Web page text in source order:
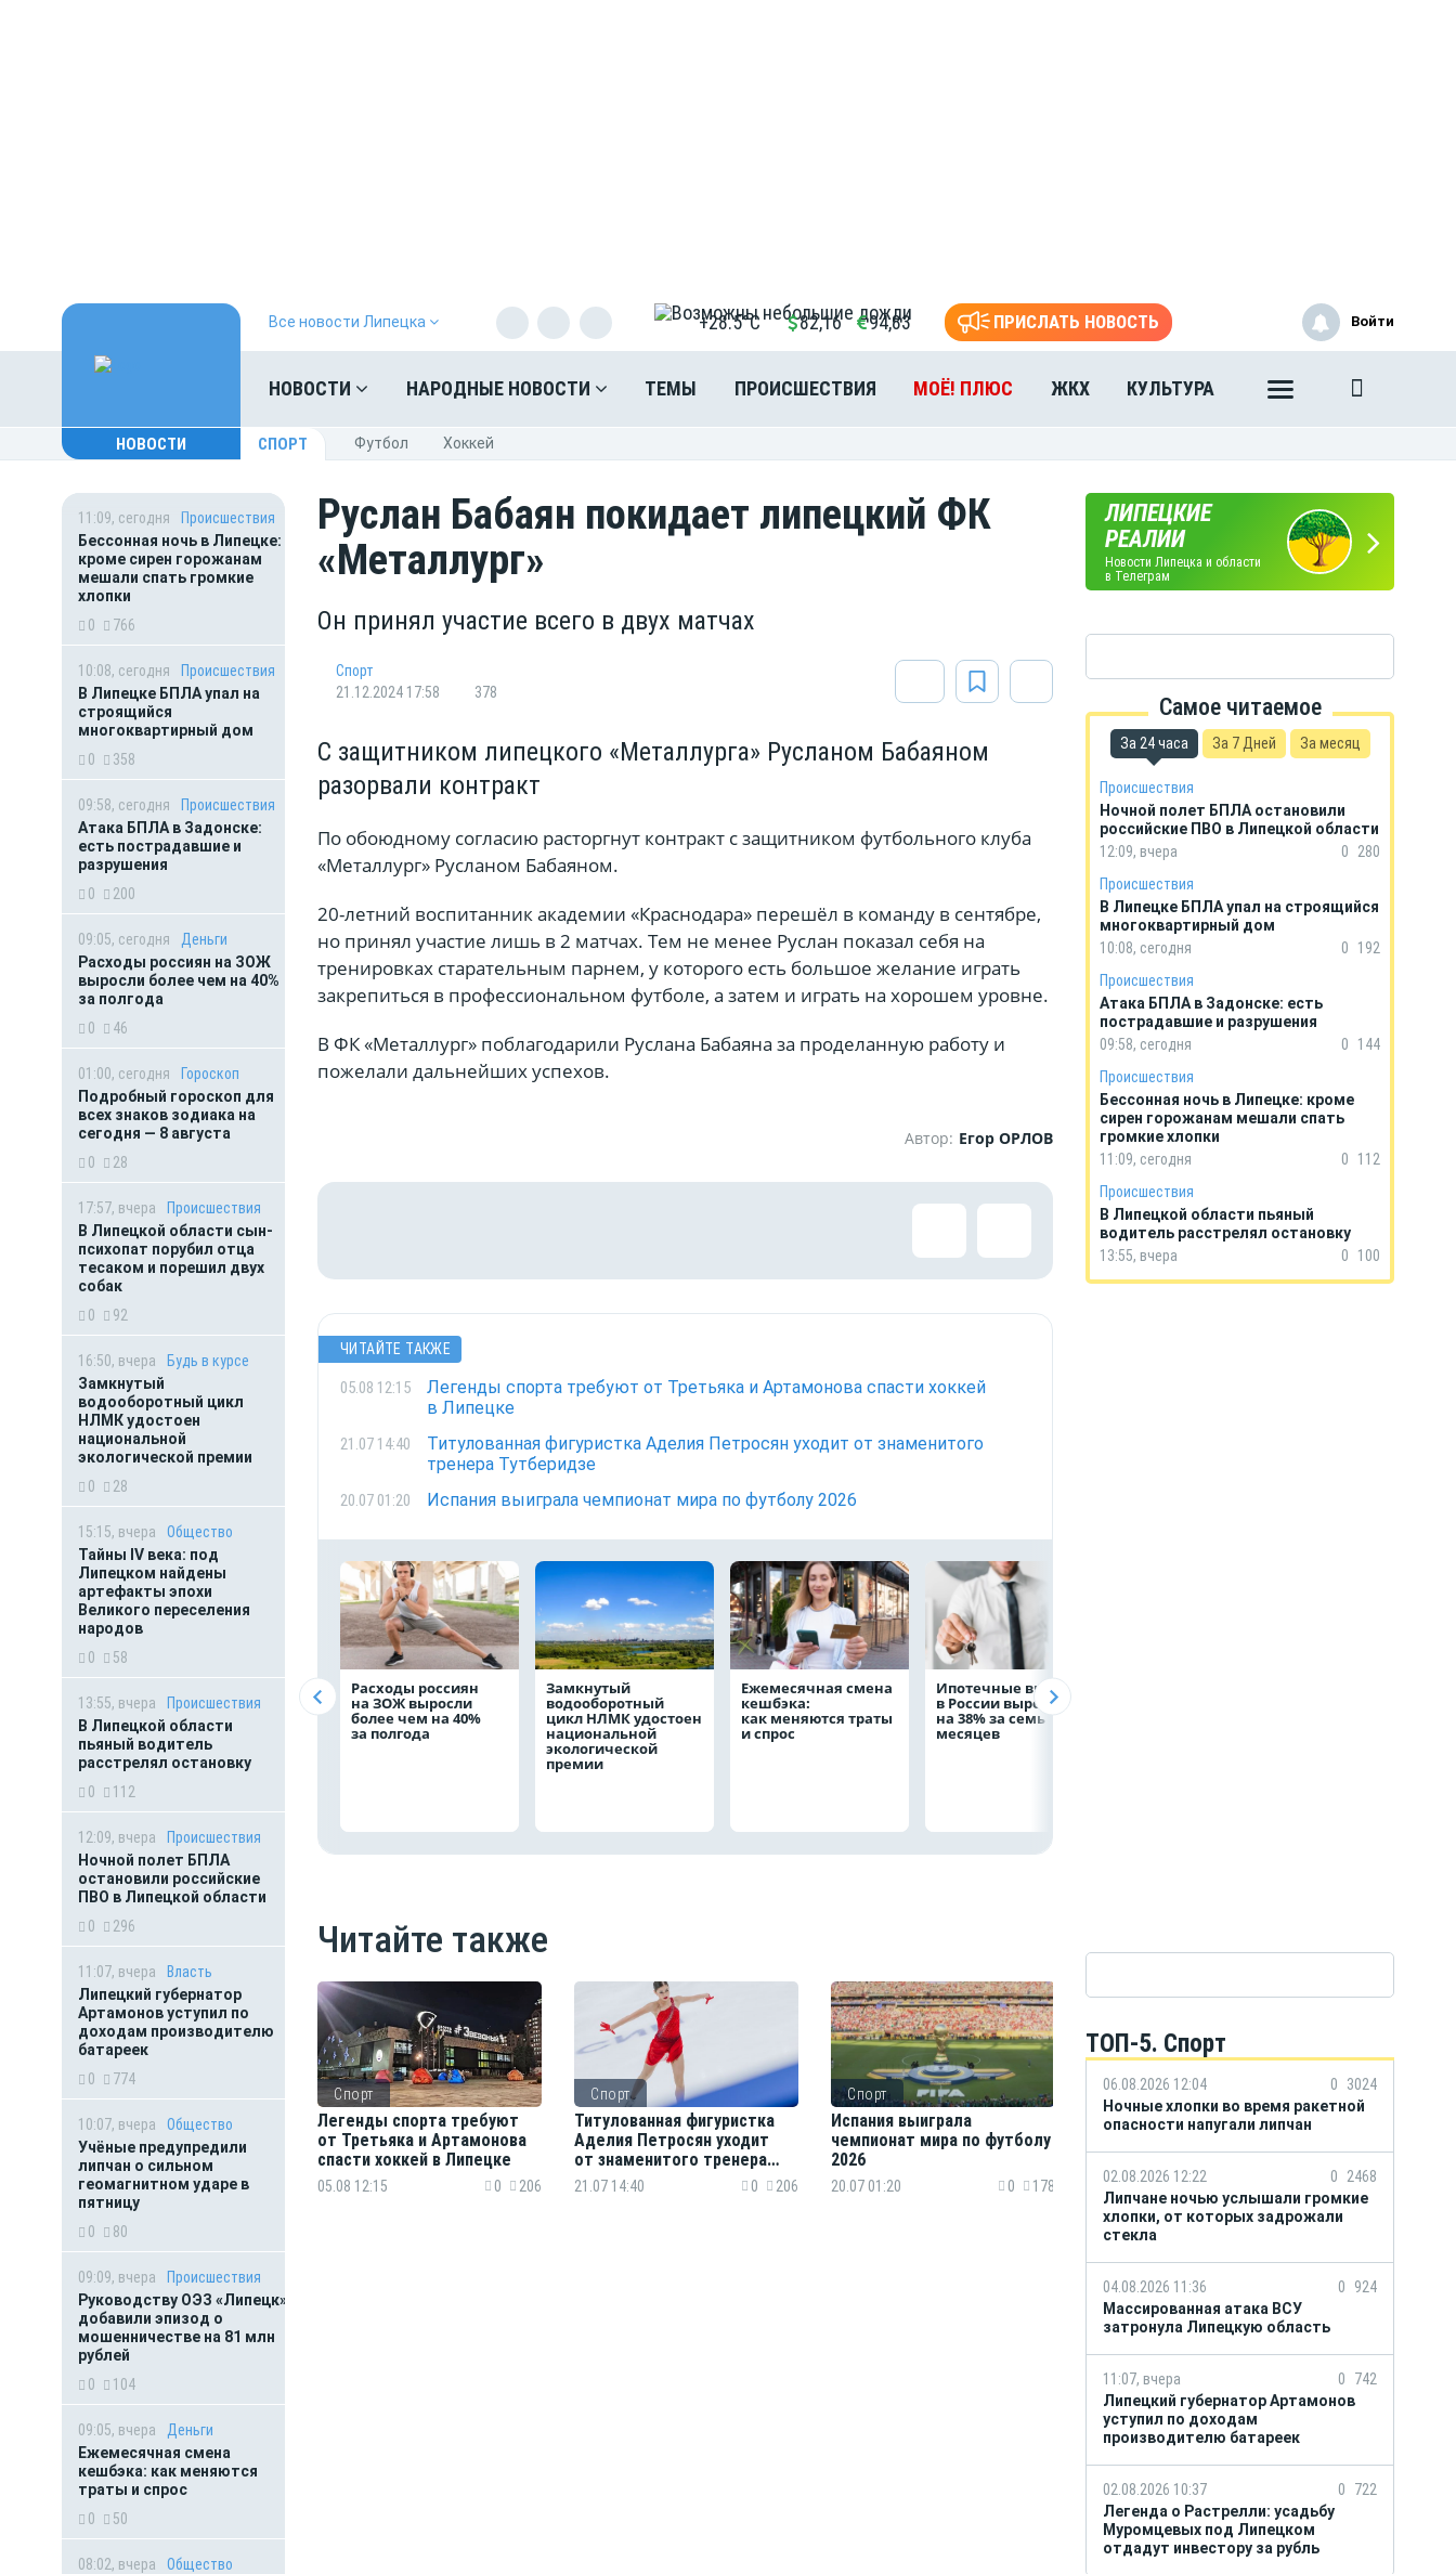
Все новости Липецка +28.5°C 82,16 94,83 ПРИСЛАТЬ НОВОСТЬ
НОВОСТИ НАРОДНЫЕ НОВОСТИ ТЕМЫ ПРОИСШЕСТВИЯ МОЁ! ПЛЮС ЖКХ КУЛЬТУРА
Войти
НОВОСТИ СПОРТ Футбол Хоккей
11:09, сегодня
Происшествия
Бессонная ночь в Липецке:
кроме сирен горожанам
мешали спать громкие
хлопки
0
766
10:08, сегодня
Происшествия
В Липецке БПЛА упал на
строящийся
многоквартирный дом
0
358
09:58, сегодня
Происшествия
Атака БПЛА в Задонске:
есть пострадавшие и
разрушения
0
200
09:05, сегодня
Деньги
Расходы россиян на ЗОЖ
выросли более чем на 40%
за полгода
0
46
01:00, сегодня
Гороскоп
Подробный гороскоп для
всех знаков зодиака на
сегодня — 8 августа
0
28
17:57, вчера
Происшествия
В Липецкой области сын-
психопат порубил отца
тесаком и порешил двух
собак
0
92
16:50, вчера
Будь в курсе
Замкнутый
водооборотный цикл
НЛМК удостоен
национальной
экологической премии
0
28
15:15, вчера
Общество
Тайны IV века: под
Липецком найдены
артефакты эпохи
Великого переселения
народов
0
58
13:55, вчера
Происшествия
В Липецкой области
пьяный водитель
расстрелял остановку
0
112
12:09, вчера
Происшествия
Ночной полет БПЛА
остановили российские
ПВО в Липецкой области
0
296
11:07, вчера
Власть
Липецкий губернатор
Артамонов уступил по
доходам производителю
батареек
0
774
10:07, вчера
Общество
Учёные предупредили
липчан о сильном
геомагнитном ударе в
пятницу
0
80
09:09, вчера
Происшествия
Руководству ОЭЗ «Липецк»
добавили эпизод о
мошенничестве на 81 млн
рублей
0
104
09:05, вчера
Деньги
Ежемесячная смена
кешбэка: как меняются
траты и спрос
0
50
08:02, вчера
Общество
Руслан Бабаян покидает липецкий ФК
«Металлург»
Он принял участие всего в двух матчах
Спорт
21.12.2024 17:58
378
С защитником липецкого «Металлурга» Русланом Бабаяном
разорвали контракт
По обоюдному согласию расторгнут контракт с защитником футбольного клуба
«Металлург» Русланом Бабаяном.
20-летний воспитанник академии «Краснодара» перешёл в команду в сентябре,
но принял участие лишь в 2 матчах. Тем не менее Руслан показал себя на
тренировках старательным парнем, у которого есть большое желание играть
закрепиться в профессиональном футболе, а затем и играть на хорошем уровне.
В ФК «Металлург» поблагодарили Руслана Бабаяна за проделанную работу и
пожелали дальнейших успехов.
Автор: Егор ОРЛОВ
ЧИТАЙТЕ ТАКЖЕ
05.08 12:15
Легенды спорта требуют от Третьяка и Артамонова спасти хоккей
в Липецке
21.07 14:40
Титулованная фигуристка Аделия Петросян уходит от знаменитого
тренера Тутберидзе
20.07 01:20 Испания выиграла чемпионат мира по футболу 2026
Расходы россиян
на ЗОЖ выросли
более чем на 40%
за полгода
Замкнутый
водооборотный
цикл НЛМК удостоен
национальной
экологической
премии
Ежемесячная смена
кешбэка:
как меняются траты
и спрос
Ипотечные выдачи
в России выросли
на 38% за семь
месяцев
Читайте также
Спорт
Легенды спорта требуют
от Третьяка и Артамонова
спасти хоккей в Липецке
05.08 12:15 0 206
Спорт
Титулованная фигуристка
Аделия Петросян уходит
от знаменитого тренера
Тутберидзе
21.07 14:40 0 206
Спорт
Испания выиграла
чемпионат мира по футболу
2026
20.07 01:20 0 178
ЛИПЕЦКИЕ
РЕАЛИИ
Новости Липецка и области
в Телеграм
ГОРОСКОП
НА КАЖДЫЙ ДЕНЬ
ПОГОДА
В ЛИПЕЦКЕ
Самое читаемое
За 24 часа За 7 Дней За месяц
Происшествия
Ночной полет БПЛА остановили
российские ПВО в Липецкой области
12:09, вчера
0
280
Происшествия
В Липецке БПЛА упал на строящийся
многоквартирный дом
10:08, сегодня
0
192
Происшествия
Атака БПЛА в Задонске: есть
пострадавшие и разрушения
09:58, сегодня
0
144
Происшествия
Бессонная ночь в Липецке: кроме
сирен горожанам мешали спать
громкие хлопки
11:09, сегодня
0
112
Происшествия
В Липецкой области пьяный
водитель расстрелял остановку
13:55, вчера
0 100
ТОП-5. Спорт
06.08.2026 12:04 0
3024
Ночные хлопки во время ракетной
опасности напугали липчан
02.08.2026 12:22 0
2468
Липчане ночью услышали громкие
хлопки, от которых задрожали
стекла
04.08.2026 11:36 0
924
Массированная атака ВСУ
затронула Липецкую область
11:07, вчера 0
742
Липецкий губернатор Артамонов
уступил по доходам
производителю батареек
02.08.2026 10:37 0
722
Легенда о Растрелли: усадьбу
Муромцевых под Липецком
отдадут инвестору за рубль